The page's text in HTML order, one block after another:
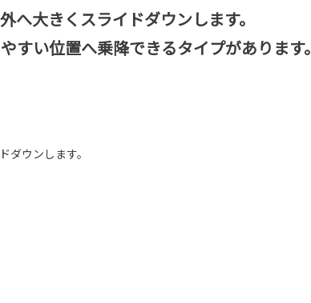
へ大きくスライドダウンします。
すい位置へ乗降できるタイプがあります。
ダウンします。